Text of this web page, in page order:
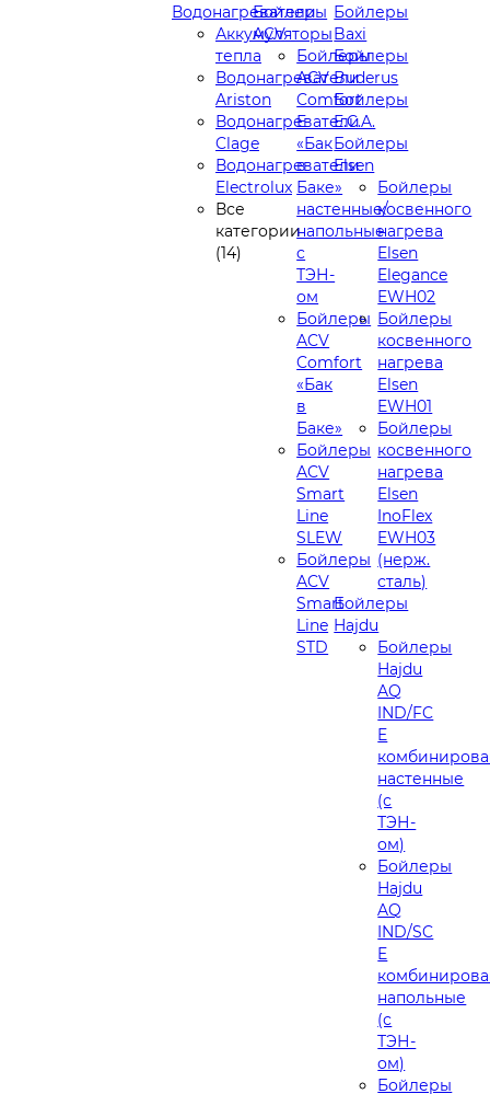
Водонагреватели
Аккумуляторы
тепла
Водонагреватели
Ariston
Водонагреватели
Clage
Водонагреватели
Electrolux
Все
категории
(14)
Бойлеры
ACV
Бойлеры
ACV
Comfort
E
«Бак
в
Баке»
настенные/
напольные
c
ТЭН-
ом
Бойлеры
ACV
Comfort
«Бак
в
Баке»
Бойлеры
ACV
Smart
Line
SLEW
Бойлеры
ACV
Smart
Line
STD
Бойлеры
Baxi
Бойлеры
Buderus
Бойлеры
E.C.A.
Бойлеры
Elsen
Бойлеры
косвенного
нагрева
Elsen
Elegance
EWH02
Бойлеры
косвенного
нагрева
Elsen
EWH01
Бойлеры
косвенного
нагрева
Elsen
InoFlex
EWH03
(нерж.
сталь)
Бойлеры
Hajdu
Бойлеры
Hajdu
AQ
IND/FC
E
настенные
(с
ТЭН-
ом)
Бойлеры
Hajdu
AQ
IND/SC
E
напольные
(с
ТЭН-
ом)
Бойлеры